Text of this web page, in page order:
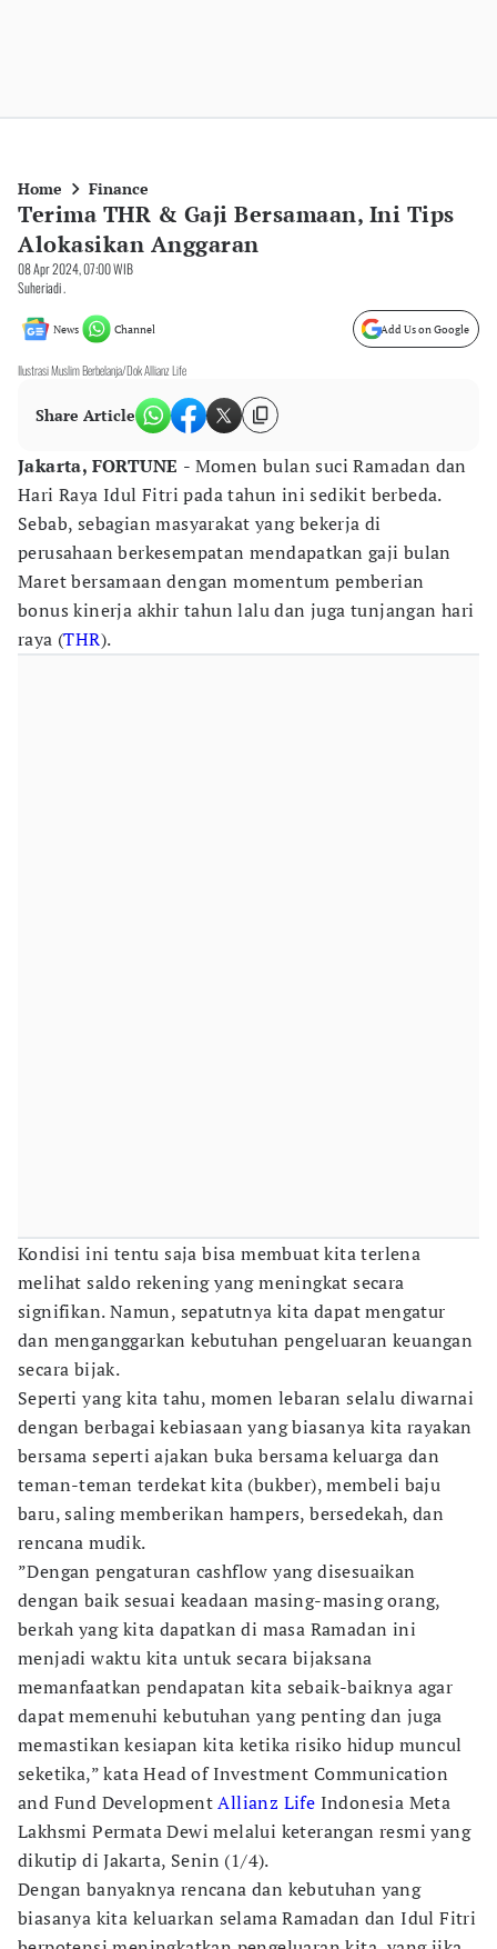
Home Finance
Terima THR & Gaji Bersamaan, Ini Tips
Alokasikan Anggaran
08 Apr 2024, 07:00 WIB
Suheriadi .
News Channel Add Us on Google
Ilustrasi Muslim Berbelanja/Dok Allianz Life
Share Article
Jakarta, FORTUNE - Momen bulan suci Ramadan dan
Hari Raya Idul Fitri pada tahun ini sedikit berbeda.
Sebab, sebagian masyarakat yang bekerja di
perusahaan berkesempatan mendapatkan gaji bulan
Maret bersamaan dengan momentum pemberian
bonus kinerja akhir tahun lalu dan juga tunjangan hari
raya (THR).
Kondisi ini tentu saja bisa membuat kita terlena
melihat saldo rekening yang meningkat secara
signifikan. Namun, sepatutnya kita dapat mengatur
dan menganggarkan kebutuhan pengeluaran keuangan
secara bijak.
Seperti yang kita tahu, momen lebaran selalu diwarnai
dengan berbagai kebiasaan yang biasanya kita rayakan
bersama seperti ajakan buka bersama keluarga dan
teman-teman terdekat kita (bukber), membeli baju
baru, saling memberikan hampers, bersedekah, dan
rencana mudik.
”Dengan pengaturan cashflow yang disesuaikan
dengan baik sesuai keadaan masing-masing orang,
berkah yang kita dapatkan di masa Ramadan ini
menjadi waktu kita untuk secara bijaksana
memanfaatkan pendapatan kita sebaik-baiknya agar
dapat memenuhi kebutuhan yang penting dan juga
memastikan kesiapan kita ketika risiko hidup muncul
seketika,” kata Head of Investment Communication
and Fund DevelopmentAllianz Life Indonesia Meta
Lakhsmi Permata Dewi melalui keterangan resmi yang
dikutip di Jakarta, Senin (1/4).
Dengan banyaknya rencana dan kebutuhan yang
biasanya kita keluarkan selama Ramadan dan Idul Fitri